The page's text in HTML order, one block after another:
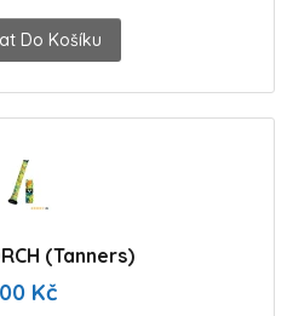
Do Košíku
(Tanners)
Kč